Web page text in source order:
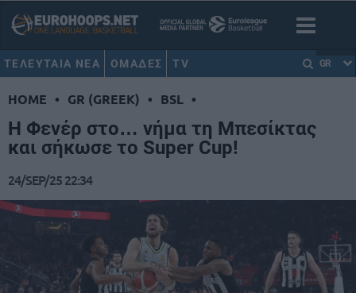
ΤΕΛΕΥΤΑΙΑ ΝΕΑ ΟΜΑΔΕΣ TV GR
HOME • GR (GREEK) • BSL •
Η Φενέρ στο… νήμα τη Μπεσίκτας
και σήκωσε το Super Cup!
24/SEP/25 22:34